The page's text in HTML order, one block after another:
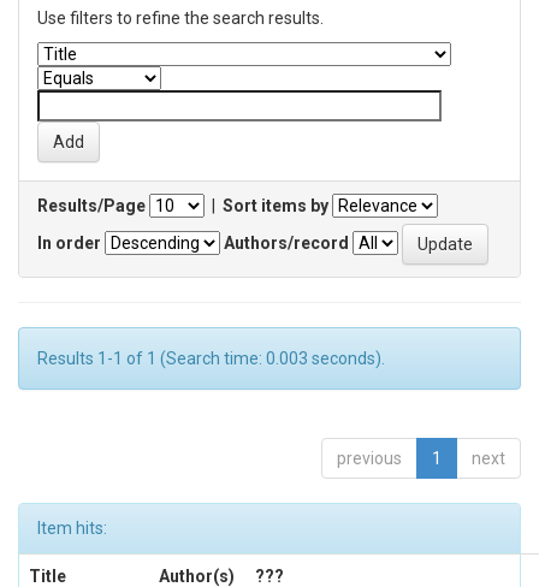
Use filters to refine the search results.
Results/Page
Sort items by
In order
Authors/record
Results 1-1 of 1 (Search time: 0.003 seconds).
previous 1 next
Item hits:
Title Author(s)
???